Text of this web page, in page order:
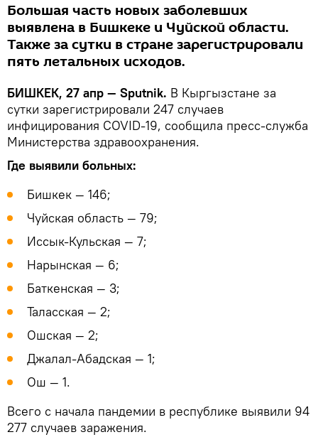
Большая часть новых заболевших
выявлена в Бишкеке и Чуйской области.
Также за сутки в стране зарегистрировали
пять летальных исходов.
БИШКЕК, 27 апр — Sputnik. В Кыргызстане за
сутки зарегистрировали 247 случаев
инфицирования COVID-19, сообщила пресс-служба
Министерства здравоохранения.
Где выявили больных:
Бишкек — 146;
Чуйская область — 79;
Иссык-Кульская — 7;
Нарынская — 6;
Баткенская — 3;
Таласская — 2;
Ошская — 2;
Джалал-Абадская — 1;
Ош — 1.
Всего с начала пандемии в республике выявили 94
277 случаев заражения.